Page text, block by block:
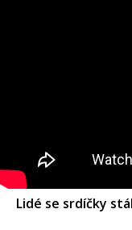
Lidé se srdíčky